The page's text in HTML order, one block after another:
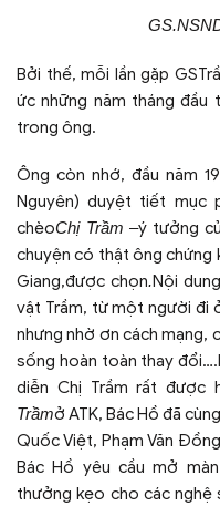
Bởi thế, mỗi lần gặp
ức những năm tháng đầu
trong ông.
Ông còn nhớ, đầu năm
Nguyên) duyệt tiết mục
chèoChị Trầm –ý tưởng
chuyện có thật ông chứng
Giang,được chọn.Nội
vật Trầm, từ một người đi
nhưng nhờ ơn cách mạng,
sống hoàn toàn thay
diễn Chị Trầm rất được
Trầmở ATK, Bác Hồ đã
Quốc Việt, Phạm Văn
Bác Hồ yêu cầu mở
thưởng kẹo cho các nghệ